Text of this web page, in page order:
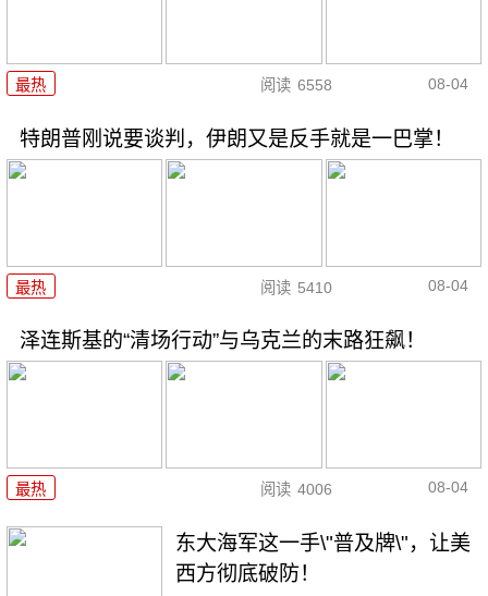
最热 阅读 6558 08-04
特朗普刚说要谈判，伊朗又是反手就是一巴掌！
最热 阅读 5410 08-04
泽连斯基的“清场行动”与乌克兰的末路狂飙！
最热 阅读 4006 08-04
东大海军这一手\"普及牌\"，让美
西方彻底破防！